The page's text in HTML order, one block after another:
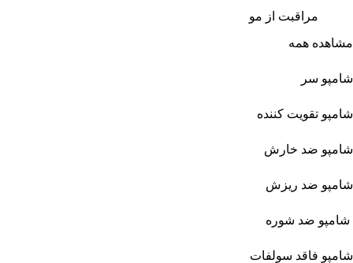
مراقبت از مو
مشاهده همه
شامپو سر
شامپو تقویت کننده
شامپو ضد خارش
شامپو ضد ریزش
شامپو ضد شوره
شامپو فاقد سولفات